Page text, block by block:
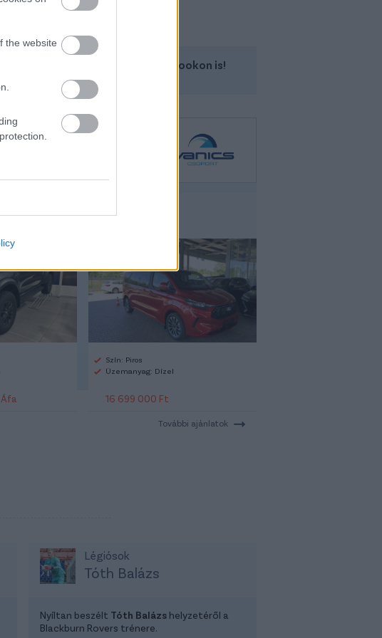
the website
Kövess minket a Facebookon is!
Szín: Piros
Üzemanyag: Dízel
16 699 000 Ft
További ajánlatok
Légiósok
Tóth Balázs
Nyíltan beszélt Tóth Balázs helyzetéről a
Blackburn Rovers trénere.